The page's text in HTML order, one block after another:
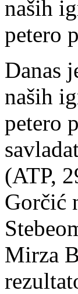
naših
petero
Danas
naših
petero
(ATP,
Gorčić
Mirza